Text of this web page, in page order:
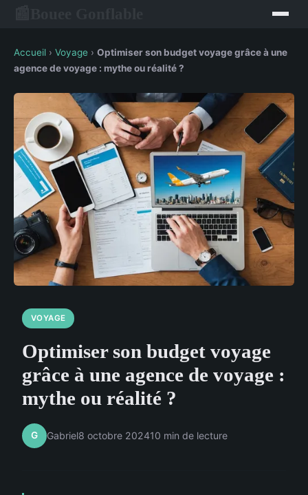
Accueil › Voyage › Optimiser son budget voyage grâce à une
agence de voyage : mythe ou réalité ?
VOYAGE
Optimiser son budget voyage
grâce à une agence de voyage :
mythe ou réalité ?
G Gabriel8 octobre 202410 min de lecture